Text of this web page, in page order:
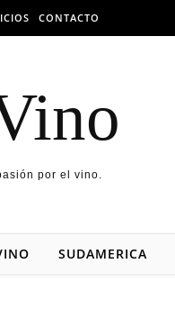
CONTACTO
por el vino.
SUDAMERICA